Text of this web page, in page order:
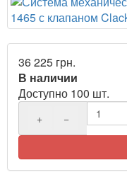
36 225 грн.
В наличии
Доступно 100 шт.
+ −